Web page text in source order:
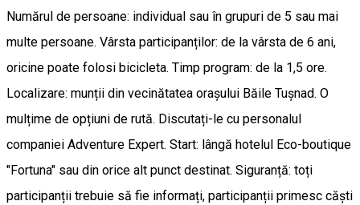
Numărul de persoane: individual sau în grupuri de 5 sau mai
multe persoane. Vârsta participanților: de la vârsta de 6 ani,
oricine poate folosi bicicleta. Timp program: de la 1,5 ore.
Localizare: munții din vecinătatea orașului Băile Tușnad. O
mulțime de opțiuni de rută. Discutați-le cu personalul
companiei Adventure Expert. Start: lângă hotelul Eco-boutique
"Fortuna" sau din orice alt punct destinat. Siguranță: toți
participanții trebuie să fie informați, participanții primesc căști